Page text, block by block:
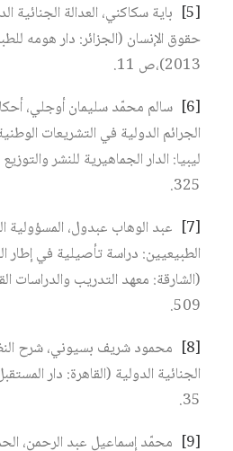
[5]
باية سكاكني، العدالة الجنائية
حقوق الإنسان (الجزائر: دار هومه
2013)،ص 11.
[6]
سالم محمّد سليمان أوجلي،
الجرائم الدولية في التشريعات
325.
[7]
عبد الوهاب عبدول، المسؤولية
الطبيعيين: دراسة تأصيلية في إطار
509.
[8]
محمود شريف بسيوني، شرح
35.
[9]
محمّد إسماعيل عبد الرحمن،